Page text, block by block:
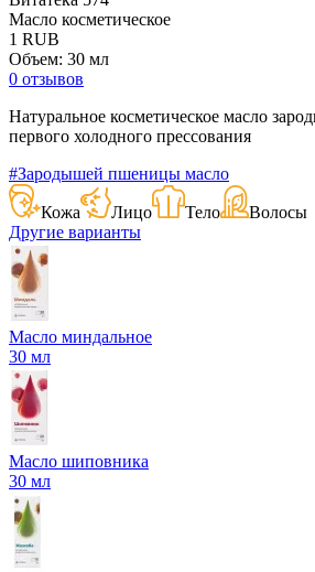
Масло косметическое
1 RUB
Объем: 30 мл
0 отзывов
Натуральное косметическое масло
первого холодного прессования
#Зародышей пшеницы масло
Кожа Лицо Тело
Волосы
Другие варианты
Масло миндальное
30 мл
Масло шиповника
30 мл